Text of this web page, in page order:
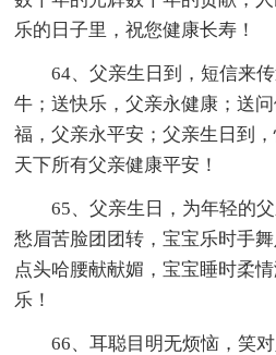
乐的日子里，祝您健康长寿！
64、父亲生日到，短信来
牛；送快乐，父亲永健康；送
福，父亲永平安；父亲生日到
天下所有父亲健康平安！
65、父亲生日，为年轻的
愁眉苦脸团团转，宝宝乐时手
点头哈腰献献媚，宝宝睡时柔
乐！
66、耳聪目明无烦恼，笑